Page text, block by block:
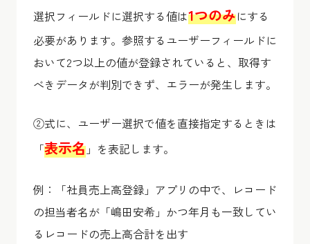
選択フィールドに選択する値は1つのみにする
必要があります。参照するユーザーフィールドに
おいて2つ以上の値が登録されていると、取得す
べきデータが判別できず、エラーが発生します。
②式に、ユーザー選択で値を直接指定するときは
「表示名 」を表記します。
例：「社員売上高登録」アプリの中で、レコード
の担当者名が「嶋田安希」かつ年月も一致してい
るレコードの売上高合計を出す